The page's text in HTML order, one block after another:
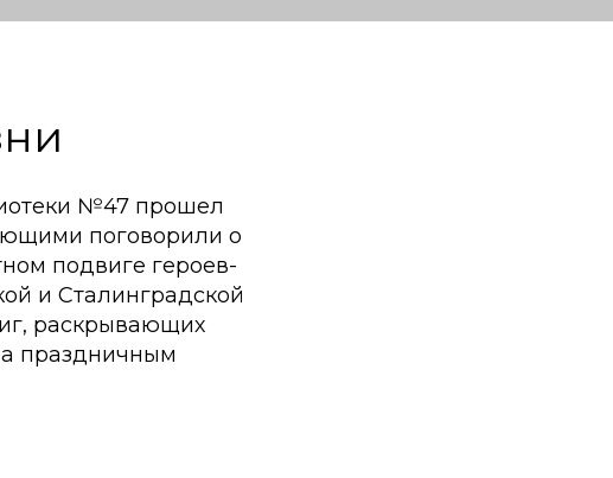
№47 прошел
поговорили о
подвиге героев-
и Сталинградской
раскрывающих
праздничным